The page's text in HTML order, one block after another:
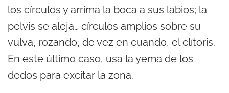
los círculos y arrima la boca a sus labios; la
pelvis se aleja… círculos amplios sobre su
vulva, rozando, de vez en cuando, el clítoris.
En este último caso, usa la yema de los
dedos para excitar la zona.